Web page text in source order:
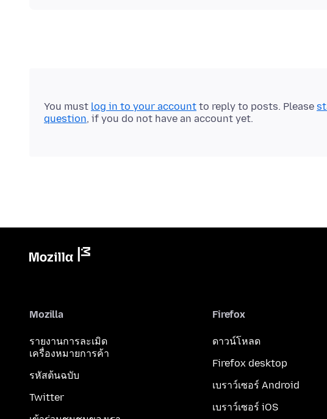
You must log in to your account to reply to posts. Please
question, if you do not have an account yet.
Mozilla
รายงานการละเมิด
เครื่องหมายการค้า
รหัสต้นฉบับ
Twitter
Firefox
ดาวน์โหลด
Firefox desktop
เบราว์เซอร์ Android
เบราว์เซอร์ iOS